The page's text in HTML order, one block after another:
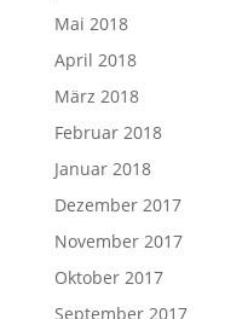
Mai 2018
April 2018
März 2018
Februar 2018
Januar 2018
Dezember 2017
November 2017
Oktober 2017
September 2017